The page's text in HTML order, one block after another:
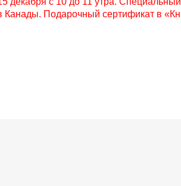
Подарочный сертификат в